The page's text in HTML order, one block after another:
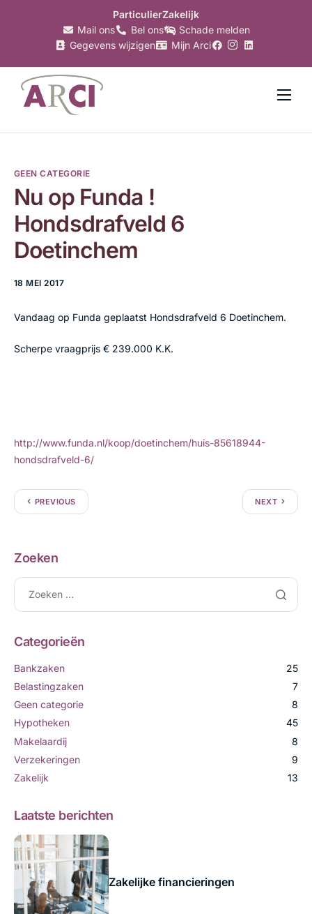
ParticulierZakelijk
Mail ons
Bel ons
Schade melden
Gegevens wijzigen
Mijn Arci
Verzekeringen
Makelaardij
Bankzaken
Belastingzaken
GEEN CATEGORIE
Nu op Funda !
Hondsdrafveld 6
Doetinchem
18 MEI 2017
Vandaag op Funda geplaatst Hondsdrafveld 6 Doetinchem.
Scherpe vraagprijs € 239.000 K.K.
http://www.funda.nl/koop/doetinchem/huis-85618944-
hondsdrafveld-6/
PREVIOUS NEXT
Zoeken
Categorieën
Bankzaken
25
Belastingzaken
7
Geen categorie
8
Hypotheken
45
Makelaardij
8
Verzekeringen
9
Zakelijk
13
Laatste berichten
Zakelijke financieringen